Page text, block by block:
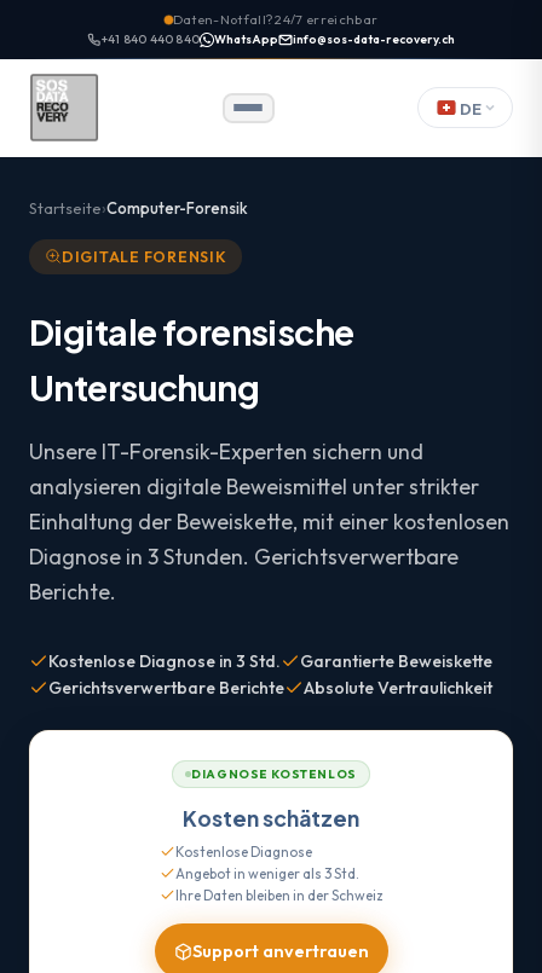
Daten-Notfall? 24/7 erreichbar
+41 840 440 840 WhatsApp info@sos-data-recovery.ch
DE
Startseite Computer-Forensik
DIGITALE FORENSIK
Digitale forensische
Untersuchung
Unsere IT-Forensik-Experten sichern und
analysieren digitale Beweismittel unter strikter
Einhaltung der Beweiskette, mit einer kostenlosen
Diagnose in 3 Stunden. Gerichtsverwertbare
Berichte.
Kostenlose Diagnose in 3 Std.
Garantierte Beweiskette
Gerichtsverwertbare Berichte
Absolute Vertraulichkeit
DIAGNOSE KOSTENLOS
Kosten schätzen
Kostenlose Diagnose
Angebot in weniger als 3 Std.
Ihre Daten bleiben in der Schweiz
Support anvertrauen